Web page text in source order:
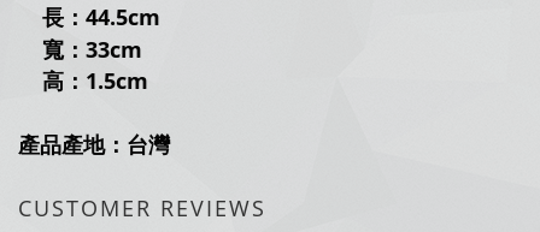
長：44.5cm
寬：33cm
高：1.5cm
產品產地：台灣
CUSTOMER REVIEWS